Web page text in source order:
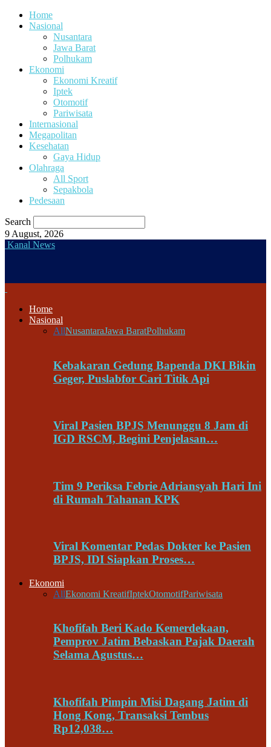
Home
Nasional
Nusantara
Jawa Barat
Polhukam
Ekonomi
Ekonomi Kreatif
Iptek
Otomotif
Pariwisata
Internasional
Megapolitan
Kesehatan
Gaya Hidup
Olahraga
All Sport
Sepakbola
Pedesaan
Search
9 August, 2026
Kanal News
Home
Nasional
AllNusantaraJawa BaratPolhukam
Kebakaran Gedung Bapenda DKI Bikin
Geger, Puslabfor Cari Titik Api
Viral Pasien BPJS Menunggu 8 Jam di
IGD RSCM, Begini Penjelasan…
Tim 9 Periksa Febrie Adriansyah Hari Ini
di Rumah Tahanan KPK
Viral Komentar Pedas Dokter ke Pasien
BPJS, IDI Siapkan Proses…
Ekonomi
AllEkonomi KreatifIptekOtomotifPariwisata
Khofifah Beri Kado Kemerdekaan,
Pemprov Jatim Bebaskan Pajak Daerah
Selama Agustus…
Khofifah Pimpin Misi Dagang Jatim di
Hong Kong, Transaksi Tembus
Rp12,038…